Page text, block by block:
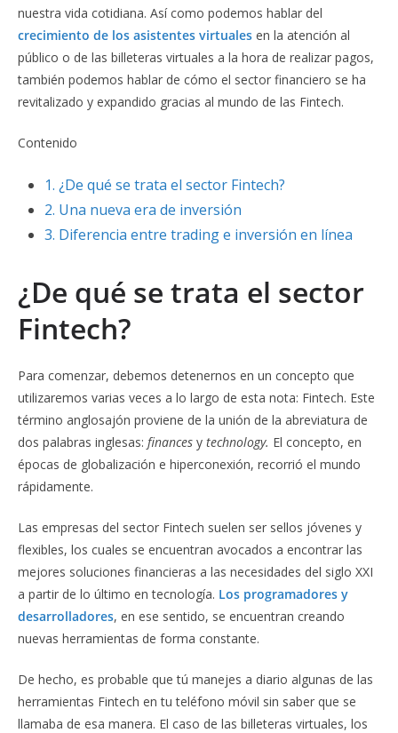
nuestra vida cotidiana. Así como podemos hablar del
crecimiento de los asistentes virtuales en la atención al
público o de las billeteras virtuales a la hora de realizar pagos,
también podemos hablar de cómo el sector financiero se ha
revitalizado y expandido gracias al mundo de las Fintech.
Contenido
1. ¿De qué se trata el sector Fintech?
2. Una nueva era de inversión
3. Diferencia entre trading e inversión en línea
¿De qué se trata el sector
Fintech?
Para comenzar, debemos detenernos en un concepto que
utilizaremos varias veces a lo largo de esta nota: Fintech. Este
término anglosajón proviene de la unión de la abreviatura de
dos palabras inglesas: finances y technology. El concepto, en
épocas de globalización e hiperconexión, recorrió el mundo
rápidamente.
Las empresas del sector Fintech suelen ser sellos jóvenes y
flexibles, los cuales se encuentran avocados a encontrar las
mejores soluciones financieras a las necesidades del siglo XXI
a partir de lo último en tecnología. Los programadores y
desarrolladores, en ese sentido, se encuentran creando
nuevas herramientas de forma constante.
De hecho, es probable que tú manejes a diario algunas de las
herramientas Fintech en tu teléfono móvil sin saber que se
llamaba de esa manera. El caso de las billeteras virtuales, los